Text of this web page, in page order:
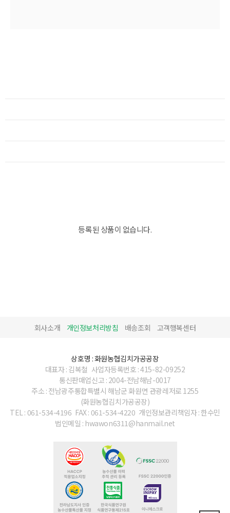
등록된 상품이 없습니다.
회사소개 개인정보처리방침 배송조회 고객행복센터
상호명 : 화원농협김치가공공장
대표자 : 김복철 사업자등록번호 : 415-82-09252
통신판매업신고 : 2004-전남해남-0017
주소 : 전남광주통합특별시 해남군 화원면 관광레저로 1255
(화원농협김치가공공장)
TEL : 061-534-4196 FAX : 061-534-4220 개인정보관리책임자 : 한수민
법인메일 : hwawon6311@hanmail.net